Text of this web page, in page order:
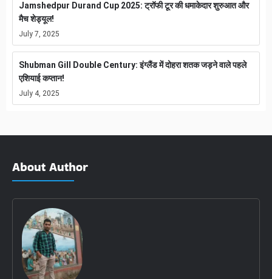
Jamshedpur Durand Cup 2025: ट्रॉफी टूर की धमाकेदार शुरुआत और
मैच शेड्यूल!
July 7, 2025
Shubman Gill Double Century: इंग्लैंड में दोहरा शतक जड़ने वाले पहले
एशियाई कप्तान!
July 4, 2025
About Author